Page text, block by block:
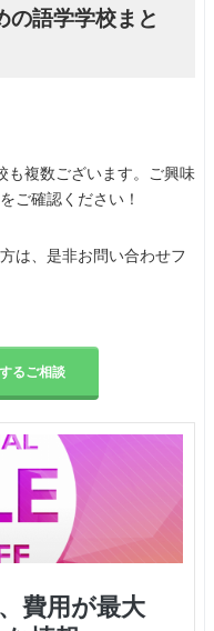
の語学学校まと
も複数ございます。ご興味
ご確認ください！
は、是非お問い合わせフ
るご相談